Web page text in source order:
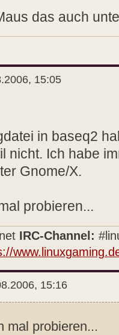
das auch
15:05
in baseq2
nicht. Ich habe
Gnome/X.
probieren...
IRC-Channel:
15:16
mal probieren...